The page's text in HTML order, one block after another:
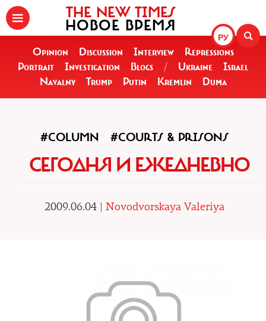
РУ
THE NEW TIMES
НОВОЕ ВРЕМЯ
Opinion Discussion Interview
Repressions
Portrait
Investigation Blogs / Ukraine
Israel
Navalny
Trump Putin Kremlin Duma
#COLUMN #COURTS & PRISONS
СЕГОДНЯ И ЕЖЕДНЕВНО
2009.06.04 | Novodvorskaya Valeriya